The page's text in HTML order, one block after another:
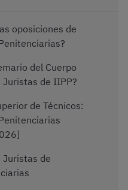
oposiciones de
del Cuerpo
Juristas de IIPP?
de Técnicos:
Juristas de